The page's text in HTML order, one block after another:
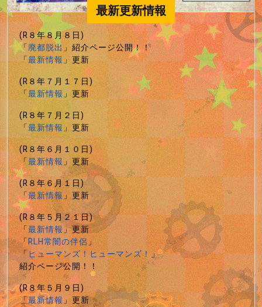
最新更新情報
(R８年８月８日)
「廃都脱出」紹介ページ公開！！
「最新情報」更新
(R８年７月１７日)
「最新情報」更新
(R８年７月２日)
「最新情報」更新
(R８年６月１０日)
「最新情報」更新
(R８年６月１日)
「最新情報」更新
(R８年５月２１日)
「最新情報」更新
「RLH常闇の伴侶」
「ヒューマンズ！ヒューマンズ！」
紹介ページ公開！！
(R８年５月９日)
「最新情報」更新